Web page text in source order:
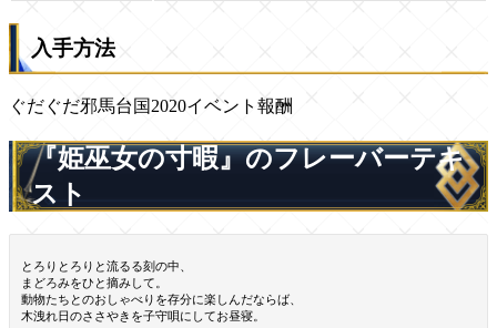
入手方法
ぐだぐだ邪馬台国2020イベント報酬
『姫巫女の寸暇』のフレーバーテキ
スト
とろりとろりと流るる刻の中、
まどろみをひと摘みして。
動物たちとのおしゃべりを存分に楽しんだならば、
木洩れ日のささやきを子守唄にしてお昼寝。